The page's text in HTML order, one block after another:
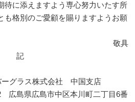
待に添えますよう専心努力いたす所
も格別のご愛顧を賜りますようお願
敬具
記
ラス株式会社 中国支店
島県広島市中区本川町二丁目6番